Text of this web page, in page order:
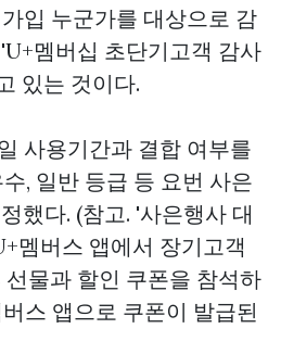
입 누군가를 대상으로 감
멤버십 초단기고객 감사
있는 것이다.
사용기간과 결합 여부를
, 일반 등급 등 요번 사은
했다. (참고. '사은행사 대
멤버스 앱에서 장기고객
물과 할인 쿠폰을 참석하
스 앱으로 쿠폰이 발급된